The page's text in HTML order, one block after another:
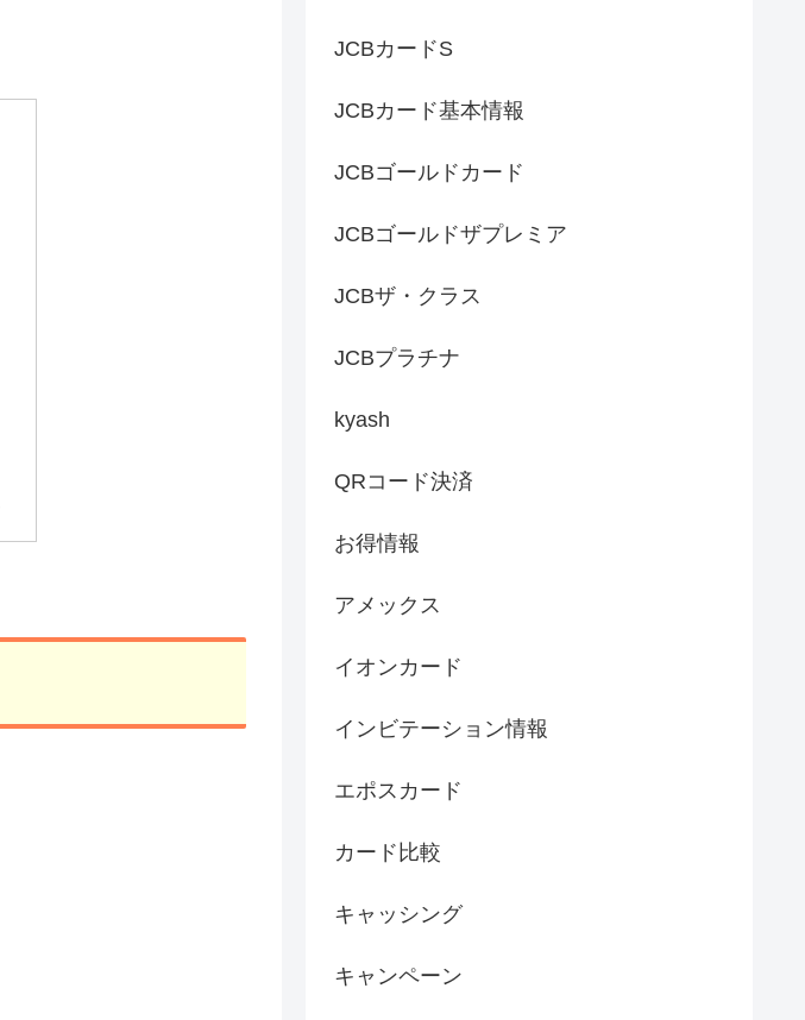
JCBカードS
JCBカード基本情報
JCBゴールドカード
JCBゴールドザプレミア
JCBザ・クラス
JCBプラチナ
kyash
QRコード決済
お得情報
アメックス
イオンカード
インビテーション情報
エポスカード
カード比較
キャッシング
キャンペーン